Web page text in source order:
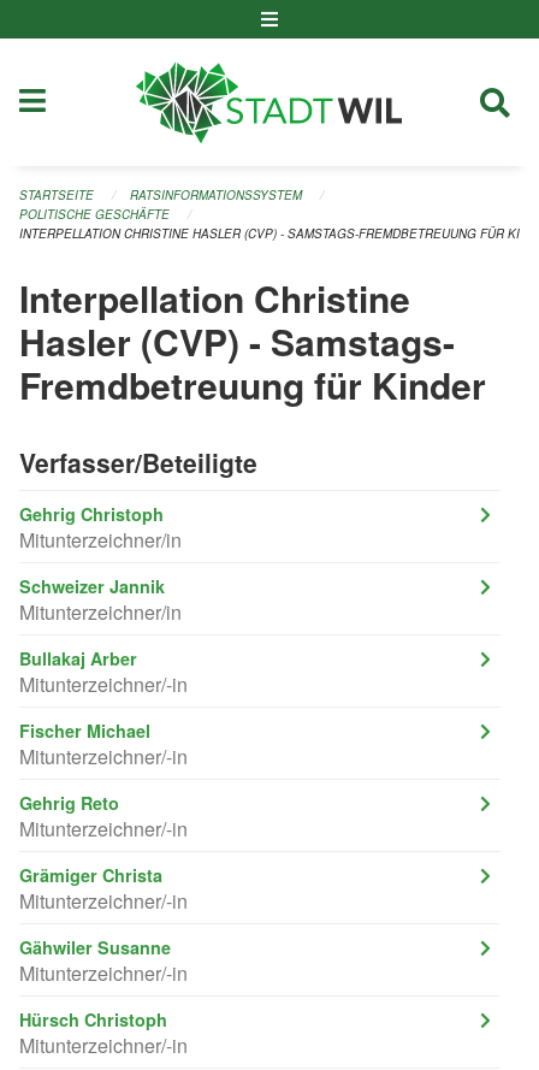
STARTSEITE
RATSINFORMATIONSSYSTEM
POLITISCHE GESCHÄFTE
INTERPELLATION CHRISTINE HASLER (CVP) - SAMSTAGS-FREMDBETREUUNG FÜR
Interpellation Christine
Hasler (CVP) - Samstags-
Fremdbetreuung für Kinder
Verfasser/Beteiligte
Gehrig Christoph
Mitunterzeichner/in
Schweizer Jannik
Mitunterzeichner/in
Bullakaj Arber
Mitunterzeichner/-in
Fischer Michael
Mitunterzeichner/-in
Gehrig Reto
Mitunterzeichner/-in
Grämiger Christa
Mitunterzeichner/-in
Gähwiler Susanne
Mitunterzeichner/-in
Hürsch Christoph
Mitunterzeichner/-in